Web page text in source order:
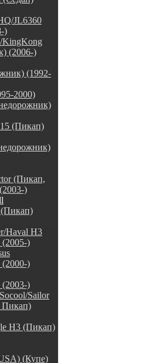
JL6360
)
(2006-)
(1992-
2000)
(Пикап)
(Пикап,
)
(Пикап)
Haval H3
)
)
)
Sailor
Пикап)
H3 (Пикап)
(Купе)